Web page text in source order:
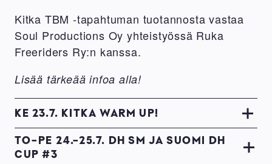
Kitka TBM -tapahtuman tuotannosta vastaa
Soul Productions Oy yhteistyössä Ruka
Freeriders Ry:n kanssa.
Lisää tärkeää infoa alla!
KE 23.7. KITKA WARM UP!
TO-PE 24.-25.7. DH SM JA SUOMI DH
CUP #3